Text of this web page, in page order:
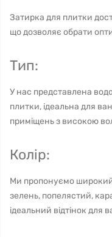
Затирка для плитки
що дозволяє обрати
Тип:
У нас представлена
плитки, ідеальна для
приміщень з високою
Колір:
Ми пропонуємо широкий
зелень, попелястий,
ідеальний відтінок для